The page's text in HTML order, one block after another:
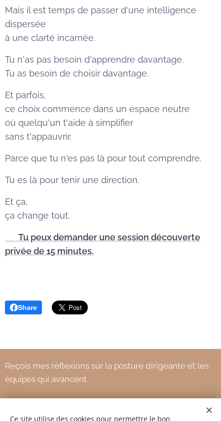
Mais il est temps de passer d'une intelligence
dispersée
à une clarté incarnée.
Tu n'as pas besoin d'apprendre davantage.
Tu as besoin de choisir davantage.
Et parfois,
ce choix commence dans un espace neutre
où quelqu'un t'aide à simplifier
sans t'appauvrir.
Parce que tu n'es pas là pour tout comprendre.
Tu es là pour tenir une direction.
Et ça,
ça change tout.
Tu peux demander une session découverte
privée de 15 minutes.
Share
Reçois mes réflexions sur la posture dirigeante et les
équipes qui avancent
Ce site utilise des cookies pour permettre le bon